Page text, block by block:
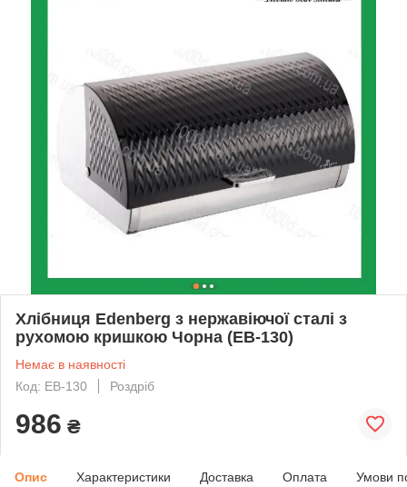
Хлібниця Edenberg з нержавіючої сталі з
рухомою кришкою Чорна (EB-130)
Немає в наявності
Код: EB-130
Роздріб
986 ₴
Опис Характеристики Доставка Оплата Умови